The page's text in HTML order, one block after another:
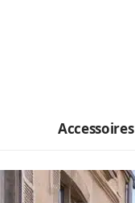
Accessoires